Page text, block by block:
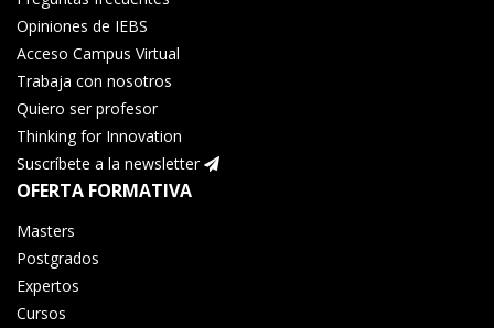
Opiniones de IEBS
Acceso Campus Virtual
Trabaja con nosotros
Quiero ser profesor
Thinking for Innovation
Suscríbete a la newsletter
OFERTA FORMATIVA
Masters
Postgrados
Expertos
Cursos